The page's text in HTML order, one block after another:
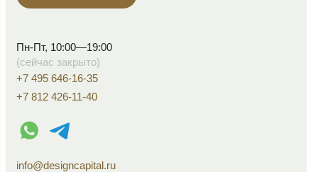
Пн-Пт, 10:00—19:00
(сейчас закрыто)
+7 495 646-16-35
+7 812 426-11-40
WhatsApp контакт
Telegram контакт
info@designcapital.ru